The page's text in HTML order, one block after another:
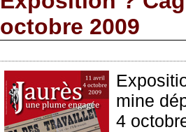
octobre 2009
mine
4